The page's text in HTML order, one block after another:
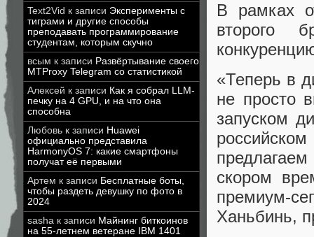
Text2Vid к записи Эксперименты с
тиграми и другие способы
преподавать программирование
студентам, которым скучно
всым к записи Развёртывание своего
MTProxy Telegram со статистикой
Алексей к записи Как я собрал LLM-
печку на 4 GPU, и на что она
способна
Любовь к записи Huawei
официально представила
HarmonyOS 7: какие смартфоны
получат её первыми
Артем к записи Бесплатные боты,
чтобы раздеть девушку по фото в
2024
sasha к записи Майнинг биткоинов
на 55-летнем ветеране IBM 1401
В рамках
второго
«Теперь в
не просто
запуском
скором
премиум-
Ханьбинь,